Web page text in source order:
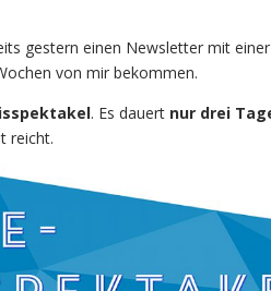
gestern einen Newsletter mit
von mir bekommen.
. Es dauert nur drei
reicht.